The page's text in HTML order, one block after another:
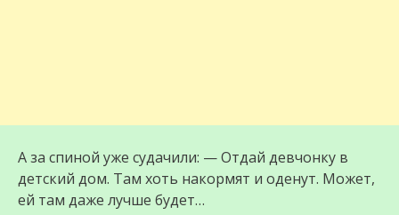
А за спиной уже судачили: — Отдай девчонку в
детский дом. Там хоть накормят и оденут. Может,
ей там даже лучше будет…